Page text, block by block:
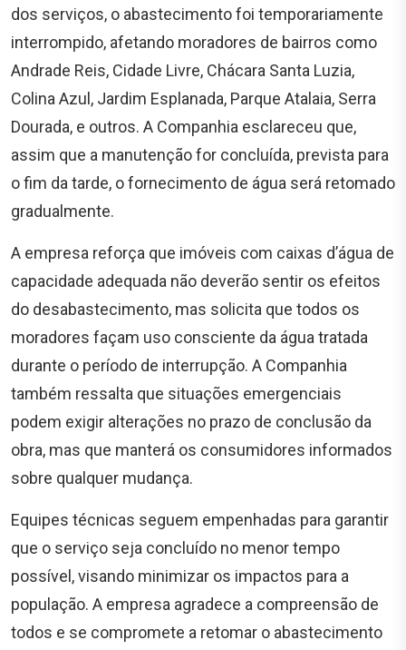
dos serviços, o abastecimento foi temporariamente
interrompido, afetando moradores de bairros como
Andrade Reis, Cidade Livre, Chácara Santa Luzia,
Colina Azul, Jardim Esplanada, Parque Atalaia, Serra
Dourada, e outros. A Companhia esclareceu que,
assim que a manutenção for concluída, prevista para
o fim da tarde, o fornecimento de água será retomado
gradualmente.
A empresa reforça que imóveis com caixas d’água de
capacidade adequada não deverão sentir os efeitos
do desabastecimento, mas solicita que todos os
moradores façam uso consciente da água tratada
durante o período de interrupção. A Companhia
também ressalta que situações emergenciais
podem exigir alterações no prazo de conclusão da
obra, mas que manterá os consumidores informados
sobre qualquer mudança.
Equipes técnicas seguem empenhadas para garantir
que o serviço seja concluído no menor tempo
possível, visando minimizar os impactos para a
população. A empresa agradece a compreensão de
todos e se compromete a retomar o abastecimento